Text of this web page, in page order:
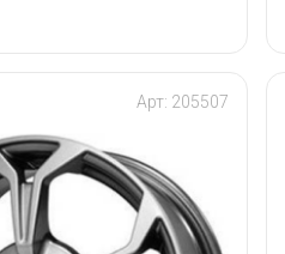
Арт: 205507